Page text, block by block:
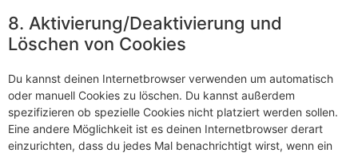
8. Aktivierung/Deaktivierung und
Löschen von Cookies
Du kannst deinen Internetbrowser verwenden um automatisch
oder manuell Cookies zu löschen. Du kannst außerdem
spezifizieren ob spezielle Cookies nicht platziert werden sollen.
Eine andere Möglichkeit ist es deinen Internetbrowser derart
einzurichten, dass du jedes Mal benachrichtigt wirst, wenn ein